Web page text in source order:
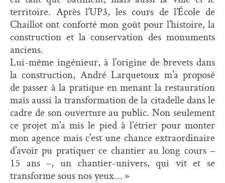
territoire. Après l’UP3, les cours de l’École de
Chaillot ont conforté mon goût pour l’histoire, la
construction et la conservation des monuments
anciens.
Lui-même ingénieur, à l’origine de brevets dans
la construction, André Larquetoux m’a proposé
de passer à la pratique en menant la restauration
mais aussi la transformation de la citadelle dans le
cadre de son ouverture au public. Non seulement
ce projet m’a mis le pied à l’étrier pour monter
mon agence mais c’est une chance extraordinaire
d’avoir pu pratiquer ce chantier au long cours –
15 ans –, un chantier-univers, qui vit et se
transforme sous nos yeux… »